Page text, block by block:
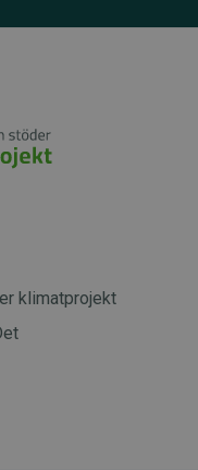
klimatprojekt